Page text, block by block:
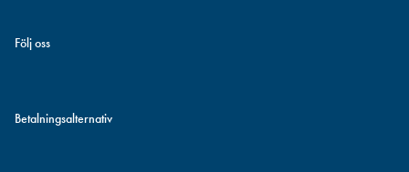
Följ oss
Betalningsalternativ